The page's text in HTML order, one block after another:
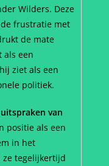
Wilders. Deze
frustratie met
de mate
als een
ziet als een
politiek.
van
positie als een
in het
ze tegelijkertijd